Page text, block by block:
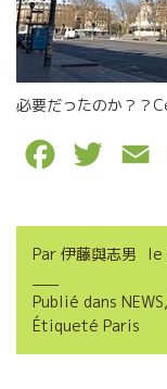
必要だったのか？
c
b
o
i
t
e
a
l
Par 伊藤與志男 le
Publié dans NEWS,
Étiqueté Paris